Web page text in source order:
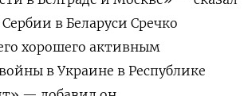
в Беларуси Сречко
хорошего активным
в Украине в Республике